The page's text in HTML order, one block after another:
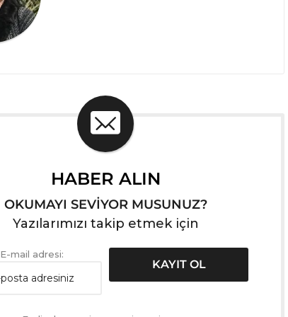
HABER ALIN
OKUMAYI SEVİYOR MUSUNUZ?
Yazılarımızı takip etmek için
E-mail adresi: